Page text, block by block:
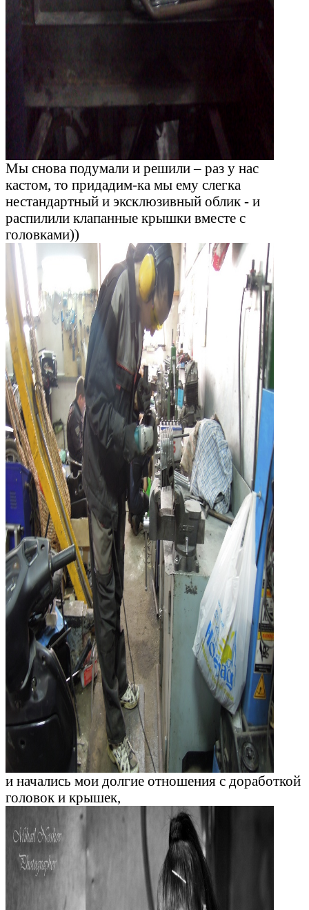
Мы снова подумали и решили – раз у нас
кастом, то придадим-ка мы ему слегка
нестандартный и эксклюзивный облик - и
распилили клапанные крышки вместе с
головками))
и начались мои долгие отношения с доработкой
головок и крышек,